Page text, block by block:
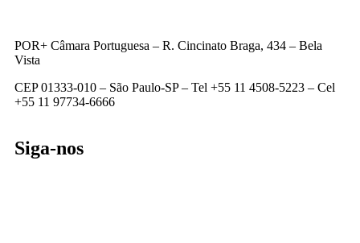
POR+ Câmara Portuguesa – R. Cincinato Braga, 434 – Bela
Vista
CEP 01333-010 – São Paulo-SP – Tel +55 11 4508-5223 – Cel
+55 11 97734-6666
Siga-nos